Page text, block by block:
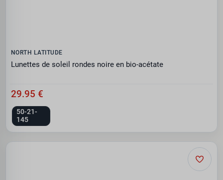
NORTH LATITUDE
Lunettes de soleil rondes noire en bio-acétate
29.95 €
50-21-
145